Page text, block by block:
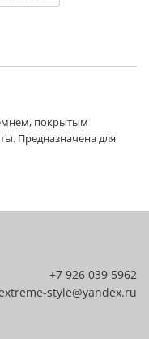
покрытым
Предназначена для
+7 926 039 5962
style@yandex.ru